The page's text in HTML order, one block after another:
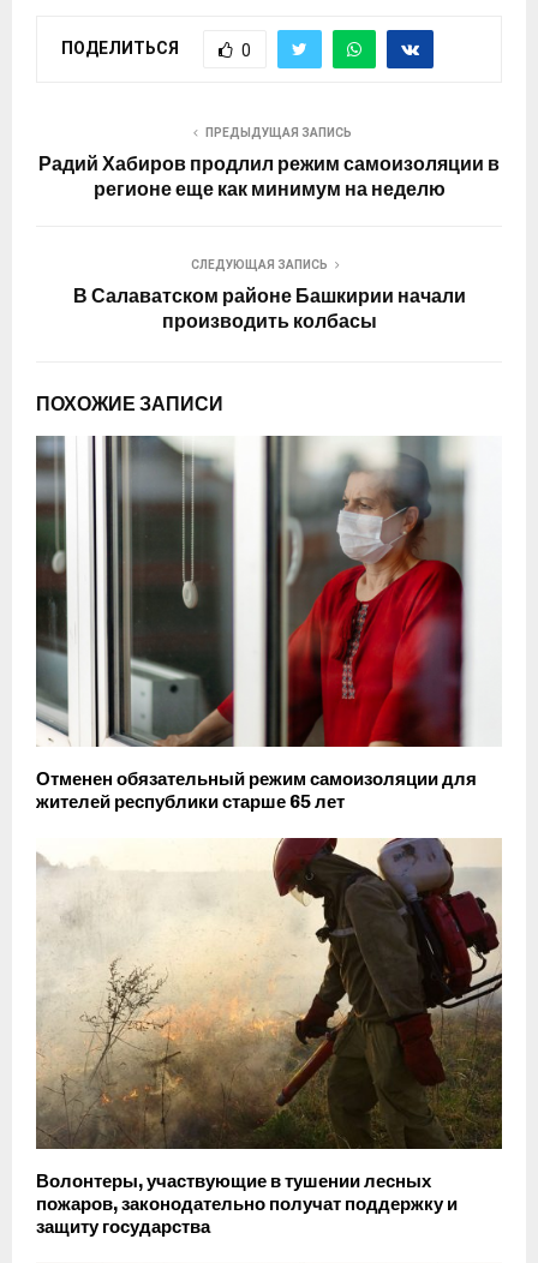
ПОДЕЛИТЬСЯ 0
ПРЕДЫДУЩАЯ ЗАПИСЬ
Радий Хабиров продлил режим самоизоляции в
регионе еще как минимум на неделю
СЛЕДУЮЩАЯ ЗАПИСЬ
В Салаватском районе Башкирии начали
производить колбасы
ПОХОЖИЕ ЗАПИСИ
Отменен обязательный режим самоизоляции для
жителей республики старше 65 лет
Волонтеры, участвующие в тушении лесных
пожаров, законодательно получат поддержку и
защиту государства